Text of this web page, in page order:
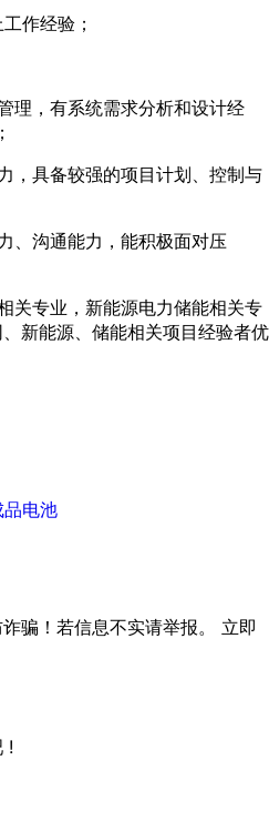
作经验；
理，有系统需求分析和设计经
，具备较强的项目计划、控制与
、沟通能力，能积极面对压
关专业，新能源电力储能相关专
新能源、储能相关项目经验者优
品电池
骗！若信息不实请举报。 立即
!